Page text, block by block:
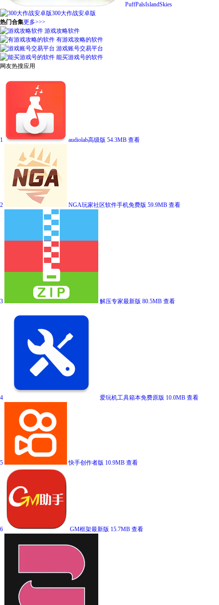
PuffPalsIslandSkies
300大作战安卓版
热门合集更多>>>
游戏攻略软件
有游戏攻略的软件
游戏账号交易平台
能买游戏号的软件
网友热搜应用
1 audiolab高级版 54.3MB 查看
2 NGA玩家社区软件手机免费版 59.9MB 查看
3 解压专家最新版 80.5MB 查看
4 爱玩机工具箱本免费原版 10.0MB 查看
5 快手创作者版 10.9MB 查看
6 GM框架最新版 15.7MB 查看